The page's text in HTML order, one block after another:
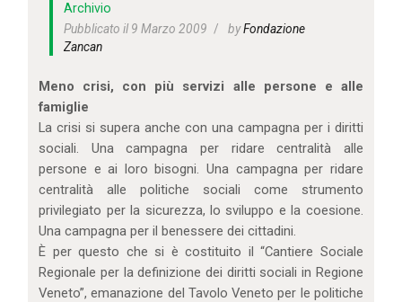
CONTATTI
IL MIO ACCOUNT
Archivio
Pubblicato il 9 Marzo 2009
byFondazione
Zancan
Meno crisi, con più servizi alle persone e alle
famiglie
La crisi si supera anche con una campagna per i diritti
sociali. Una campagna per ridare centralità alle
persone e ai loro bisogni. Una campagna per ridare
centralità alle politiche sociali come strumento
privilegiato per la sicurezza, lo sviluppo e la coesione.
Una campagna per il benessere dei cittadini.
È per questo che si è costituito il “Cantiere Sociale
Regionale per la definizione dei diritti sociali in Regione
Veneto”, emanazione del Tavolo Veneto per le politiche